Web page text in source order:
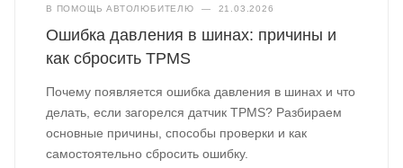
В ПОМОЩЬ АВТОЛЮБИТЕЛЮ — 21.03.2026
Ошибка давления в шинах: причины и
как сбросить TPMS
Почему появляется ошибка давления в шинах и что
делать, если загорелся датчик TPMS? Разбираем
основные причины, способы проверки и как
самостоятельно сбросить ошибку.